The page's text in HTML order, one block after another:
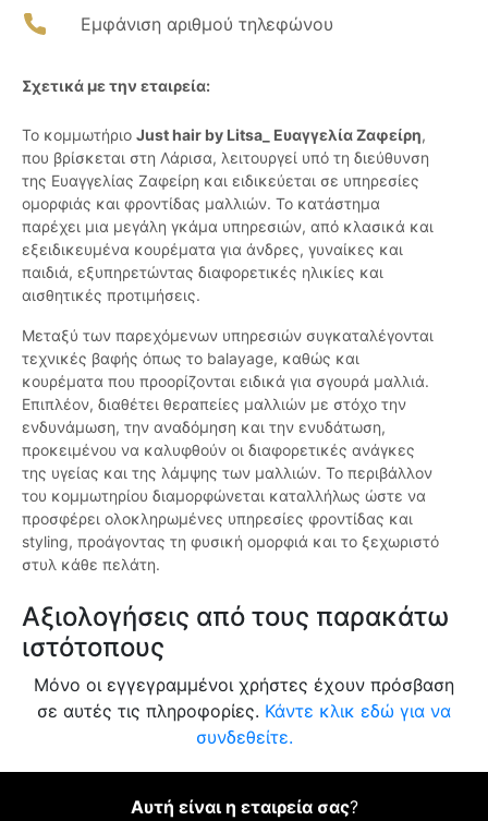
Εμφάνιση αριθμού τηλεφώνου
Σχετικά με την εταιρεία:
Το κομμωτήριο Just hair by Litsa_ Ευαγγελία Ζαφείρη,
που βρίσκεται στη Λάρισα, λειτουργεί υπό τη διεύθυνση
της Ευαγγελίας Ζαφείρη και ειδικεύεται σε υπηρεσίες
ομορφιάς και φροντίδας μαλλιών. Το κατάστημα
παρέχει μια μεγάλη γκάμα υπηρεσιών, από κλασικά και
εξειδικευμένα κουρέματα για άνδρες, γυναίκες και
παιδιά, εξυπηρετώντας διαφορετικές ηλικίες και
αισθητικές προτιμήσεις.
Μεταξύ των παρεχόμενων υπηρεσιών συγκαταλέγονται
τεχνικές βαφής όπως το balayage, καθώς και
κουρέματα που προορίζονται ειδικά για σγουρά μαλλιά.
Επιπλέον, διαθέτει θεραπείες μαλλιών με στόχο την
ενδυνάμωση, την αναδόμηση και την ενυδάτωση,
προκειμένου να καλυφθούν οι διαφορετικές ανάγκες
της υγείας και της λάμψης των μαλλιών. Το περιβάλλον
του κομμωτηρίου διαμορφώνεται καταλλήλως ώστε να
προσφέρει ολοκληρωμένες υπηρεσίες φροντίδας και
styling, προάγοντας τη φυσική ομορφιά και το ξεχωριστό
στυλ κάθε πελάτη.
Αξιολογήσεις από τους παρακάτω
ιστότοπους
Μόνο οι εγγεγραμμένοι χρήστες έχουν πρόσβαση
σε αυτές τις πληροφορίες. Κάντε κλικ εδώ για να
συνδεθείτε.
Αυτή είναι η εταιρεία σας?